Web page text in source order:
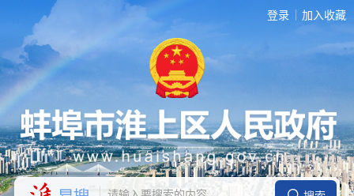
登录 加入收藏